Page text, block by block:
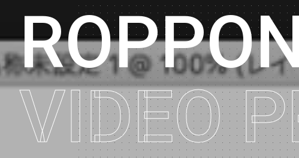
VIDEO
データがない！
パパジャニWEST
宮根誠司の日本もうけ話
バイキング（特番）
ミュージカル『ボディガード』特番